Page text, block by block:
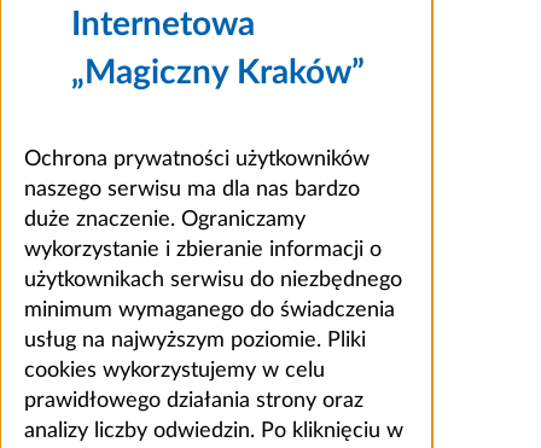
Internetowa
„Magiczny Kraków”
Ochrona prywatności użytkowników
naszego serwisu ma dla nas bardzo
duże znaczenie. Ograniczamy
wykorzystanie i zbieranie informacji o
użytkownikach serwisu do niezbędnego
minimum wymaganego do świadczenia
usług na najwyższym poziomie. Pliki
cookies wykorzystujemy w celu
prawidłowego działania strony oraz
analizy liczby odwiedzin. Po kliknięciu w